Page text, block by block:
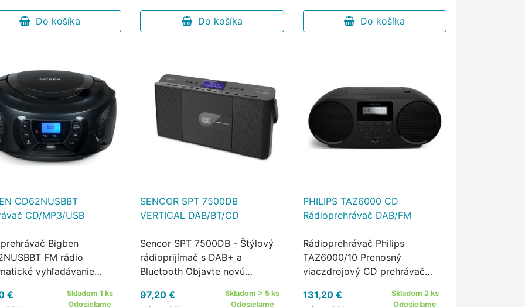
1,5" Počet
…
Do košíka
Farebný LCD displej 2,4"
Napájanie zo siete 230V
Rozmery: …
Do košíka
LCD displej Klasická stupnica s
podsvietením …Do košíka
CD62NUSBBT
CD/MP3/USB
Bigben
FM rádio
vyhľadávanie
staníc) prehrávač
€
Skladom 1 ks
Odosielame
SENCOR SPT 7500DB
VERTICAL DAB/BT/CD
Sencor SPT 7500DB - Štýlový
rádioprijímač s DAB+ a
Bluetooth Objavte novú
vertikálnym boomboxom
97,20 €
Skladom > 5 ks
Odosielame
PHILIPS TAZ6000 CD
Rádioprehrávač DAB/FM
Rádioprehrávač Philips
TAZ6000/10 Prenosný
viaczdrojový CD prehrávač
boomboxu Prehráva všetky
131,20 €
Skladom 2 ks
Odosielame